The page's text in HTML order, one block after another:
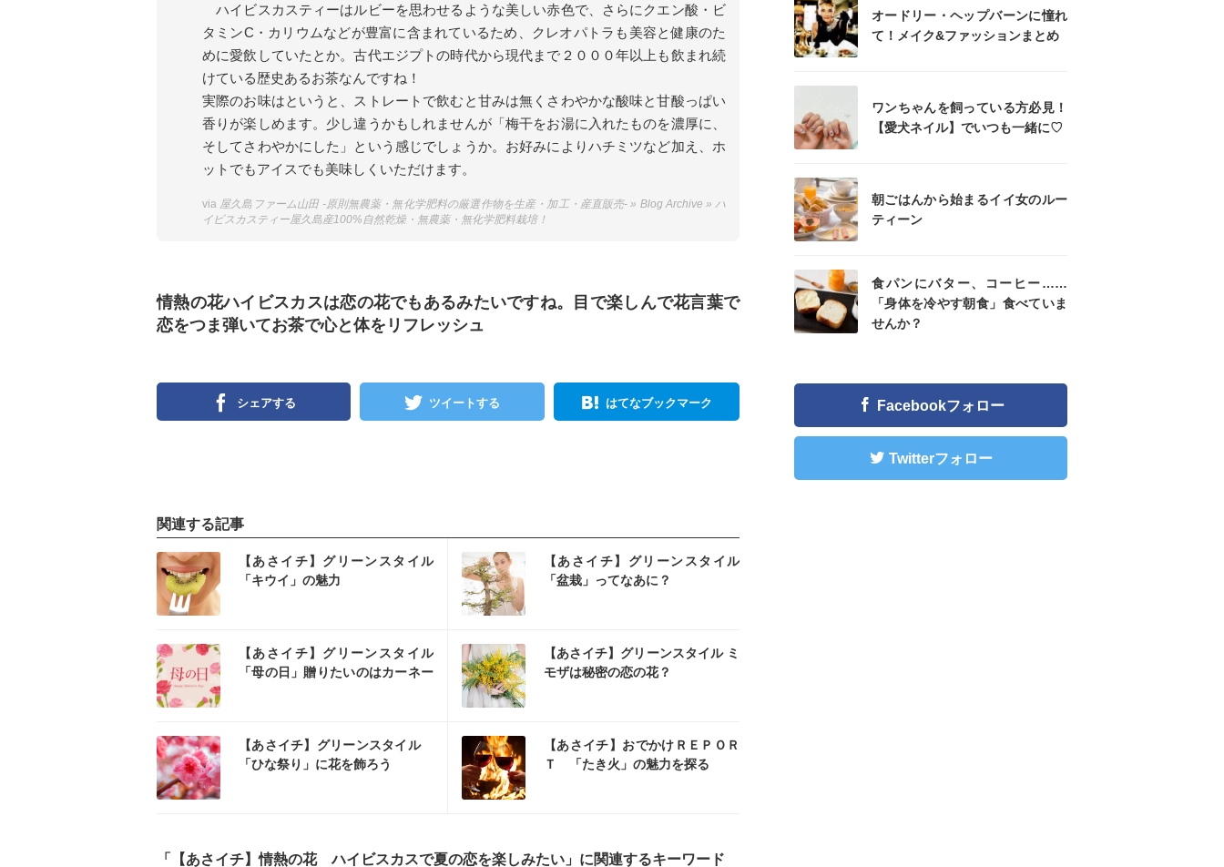
ハイビスカスティーはルビーを思わせるような美しい赤色で、さらにクエン酸・ビ
タミンC・カリウムなどが豊富に含まれているため、クレオパトラも美容と健康のた
めに愛飲していたとか。古代エジプトの時代から現代まで２０００年以上も飲まれ続
けている歴史あるお茶なんですね！
実際のお味はというと、ストレートで飲むと甘みは無くさわやかな酸味と甘酸っぱい
香りが楽しめます。少し違うかもしれませんが「梅干をお湯に入れたものを濃厚に、
そしてさわやかにした」という感じでしょうか。お好みによりハチミツなど加え、ホ
ットでもアイスでも美味しくいただけます。
via 屋久島ファーム山田 -原則無農薬・無化学肥料の厳選作物を生産・加工・産直販売- » Blog Archive » ハ
イビスカスティー屋久島産100%自然乾燥・無農薬・無化学肥料栽培！
情熱の花ハイビスカスは恋の花でもあるみたいですね。目で楽しんで花言葉で
恋をつま弾いてお茶で心と体をリフレッシュ
シェアする ツイートする はてなブックマーク
関連する記事
【あさイチ】グリーンスタイル
「キウイ」の魅力
【あさイチ】グリーンスタイル
「盆栽」ってなあに？
【あさイチ】グリーンスタイル
「母の日」贈りたいのはカーネー
【あさイチ】グリーンスタイル ミ
モザは秘密の恋の花？
【あさイチ】グリーンスタイル
「ひな祭り」に花を飾ろう
【あさイチ】おでかけＲＥＰＯＲ
Ｔ 「たき火」の魅力を探る
「 【あさイチ】情熱の花 ハイビスカスで夏の恋を楽しみたい 」に関連するキーワード
オードリー・ヘップバーンに憧れ
て！メイク&ファッションまとめ
ワンちゃんを飼っている方必見！
【愛犬ネイル】でいつも一緒に♡
朝ごはんから始まるイイ女のルー
ティーン
食パンにバター、コーヒー……
「身体を冷やす朝食」食べていま
せんか？
Facebookフォロー
Twitterフォロー